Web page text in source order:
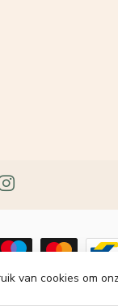
-Lightspeed
van cookies om